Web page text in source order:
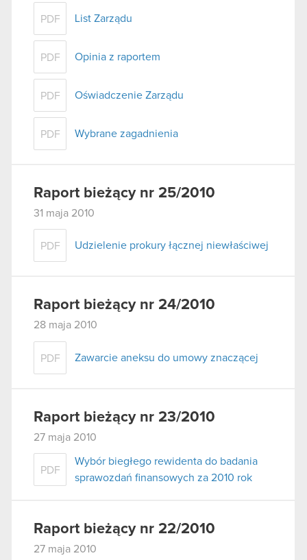
PDF List Zarządu
PDF Opinia z raportem
PDF Oświadczenie Zarządu
PDF Wybrane zagadnienia
Raport bieżący nr 25/2010
31 maja 2010
PDF Udzielenie prokury łącznej niewłaściwej
Raport bieżący nr 24/2010
28 maja 2010
PDF Zawarcie aneksu do umowy znaczącej
Raport bieżący nr 23/2010
27 maja 2010
PDF
Wybór biegłego rewidenta do badania
sprawozdań finansowych za 2010 rok
Raport bieżący nr 22/2010
27 maja 2010